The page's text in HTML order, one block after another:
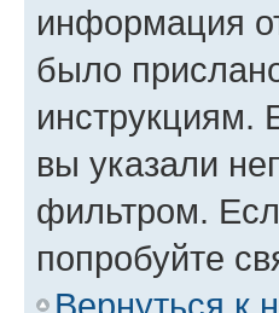
информация
было
инструкциям.
вы указали
фильтром.
попробуйте
Вернуться к